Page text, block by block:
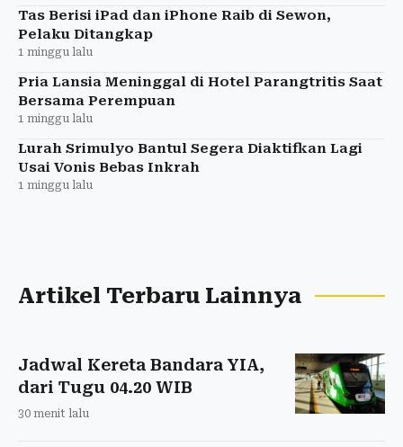
Tas Berisi iPad dan iPhone Raib di Sewon,
Pelaku Ditangkap
1 minggu lalu
Pria Lansia Meninggal di Hotel Parangtritis Saat
Bersama Perempuan
1 minggu lalu
Lurah Srimulyo Bantul Segera Diaktifkan Lagi
Usai Vonis Bebas Inkrah
1 minggu lalu
Artikel Terbaru Lainnya
Jadwal Kereta Bandara YIA,
dari Tugu 04.20 WIB
30 menit lalu